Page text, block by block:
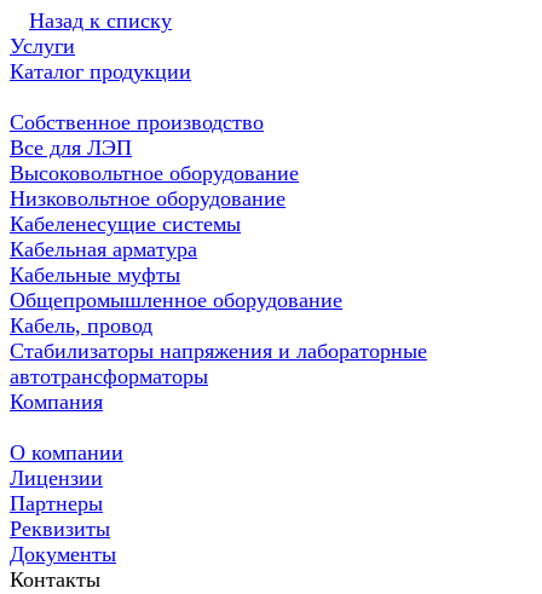
Назад к списку
Услуги
Каталог продукции
Собственное производство
Все для ЛЭП
Высоковольтное оборудование
Низковольтное оборудование
Кабеленесущие системы
Кабельная арматура
Кабельные муфты
Общепромышленное оборудование
Кабель, провод
Стабилизаторы напряжения и лабораторные
автотрансформаторы
Компания
О компании
Лицензии
Партнеры
Реквизиты
Документы
Контакты